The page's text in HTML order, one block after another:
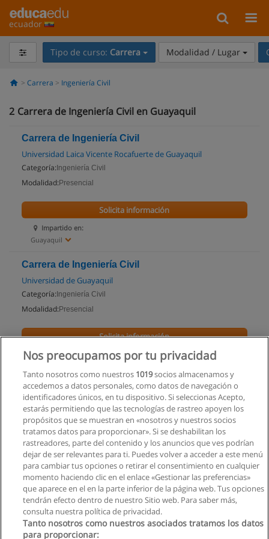
ecuador
Tipo de curso: Carrera Modalidad / Lugar
Carrera Ingeniería Civil
2 Carrera de Ingeniería Civil en Guayaquil
Carrera de Ingeniería Civil
Universidad Laica Vicente Rocafuerte de Guayaquil
Categoría: Ingeniería Civil
Modalidad: Presencial
Impartido en:
Guayaquil
Solicita información
Carrera de Ingeniería Civil
Universidad de Guayaquil
Categoría: Ingeniería Civil
Modalidad: Presencial
Impartido en:
Solicita información
Nos preocupamos por tu privacidad
Tanto nosotros como nuestros 1019socios almacenamos y
accedemos a datos personales, como datos de navegación o
identificadores únicos, en tu dispositivo. Si seleccionas Acepto,
estarás permitiendo que las tecnologías de rastreo apoyen los
propósitos que se muestran en «nosotros y nuestros socios
tratamos datos para proporcionar». Si se deshabilitan los
rastreadores, parte del contenido y los anuncios que ves podrían
dejar de ser relevantes para ti. Puedes volver a acceder a este menú
para cambiar tus opciones o retirar el consentimiento en cualquier
momento haciendo clic en el enlace «Gestionar las preferencias»
que aparece en el en la parte inferior de la página web. Tus opciones
tendrán efecto dentro de nuestro Sitio web. Para saber más,
consulta nuestra política de privacidad.
Tanto nosotros como nuestros asociados tratamos los datos
para proporcionar: